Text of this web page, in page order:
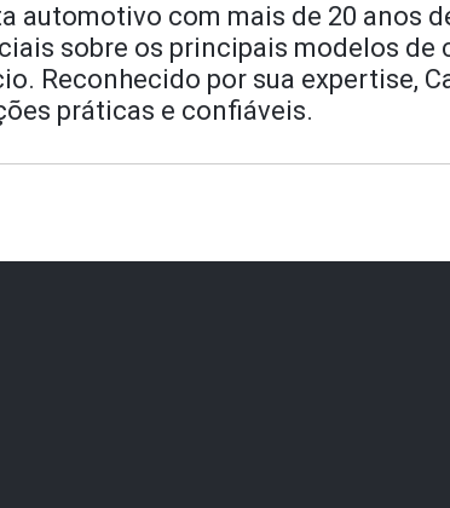
automotivo com mais de 20 anos
sobre os principais modelos de
Reconhecido por sua expertise,
práticas e confiáveis.